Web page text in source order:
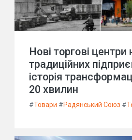
Нові торгові центри
традиційних
історія
20 хвилин
#Товари #Радянський Союз #